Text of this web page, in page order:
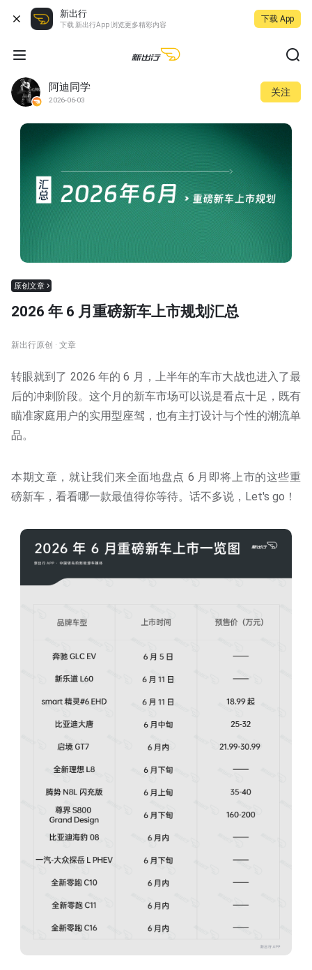
新出行
下载 新出行App 浏览更多精彩内容
下载 App
阿迪同学
2026-06-03
关注
原创文章
2026 年 6 月重磅新车上市规划汇总
新出行原创 · 文章
转眼就到了 2026 年的 6 月，上半年的车市大战也进入了最
后的冲刺阶段。这个月的新车市场可以说是看点十足，既有
瞄准家庭用户的实用型座驾，也有主打设计与个性的潮流单
品。
本期文章，就让我们来全面地盘点 6 月即将上市的这些重
磅新车，看看哪一款最值得你等待。话不多说，Let's go！